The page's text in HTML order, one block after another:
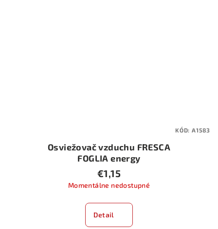
Osviežovač vzduchu FRESCA
FOGLIA energy
€1,15
Momentálne nedostupné
Detail
KÓD: A1583